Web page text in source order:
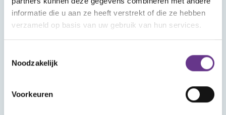
informatie die u aan ze heeft verstrekt of die ze hebben
verzameld op basis van uw gebruik van hun services.
Noodzakelijk
Voorkeuren
Heb je je aangemeld voor een webinar? Ook
dat vind je hier terug, met het linkje om het
webinar bij te wonen.
Wanneer je ingelogd bent kun je reageren op